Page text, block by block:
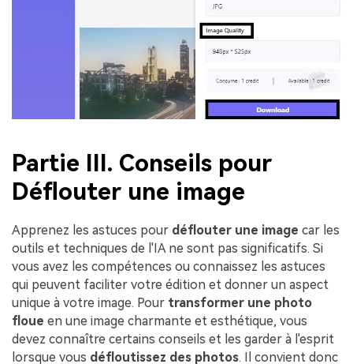
Partie III. Conseils pour
Déflouter une image
Apprenez les astuces pour déflouter une image car les
outils et techniques de l'IA ne sont pas significatifs. Si
vous avez les compétences ou connaissez les astuces
qui peuvent faciliter votre édition et donner un aspect
unique à votre image. Pour transformer une photo
floue en une image charmante et esthétique, vous
devez connaître certains conseils et les garder à l'esprit
lorsque vous défloutissez des photos. Il convient donc